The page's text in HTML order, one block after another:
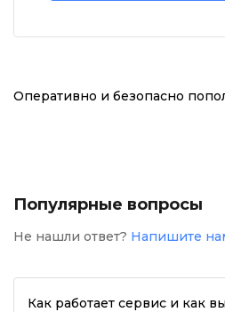
Оперативно и безопасно
Популярные вопросы
Не нашли ответ? Напишите
Как работает сервис и как